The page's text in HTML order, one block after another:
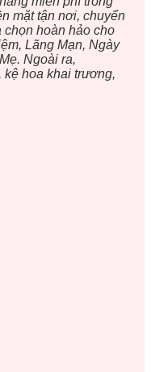
mặt tận nơi, chuyển
chọn hoàn hảo cho
Lãng Mạn, Ngày
Ngoài ra,
kệ hoa khai trương,